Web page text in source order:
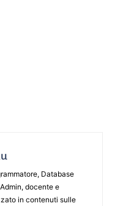
Database
docente e
in contenuti sulle